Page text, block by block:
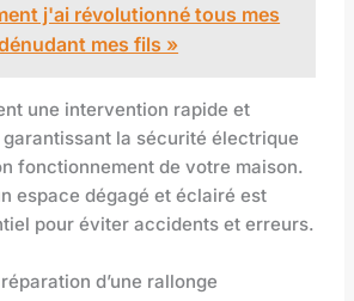
j'ai révolutionné tous mes
mes fils »
une intervention rapide et
la sécurité électrique
fonctionnement de votre maison.
espace dégagé et éclairé est
pour éviter accidents et erreurs.
d’une rallonge